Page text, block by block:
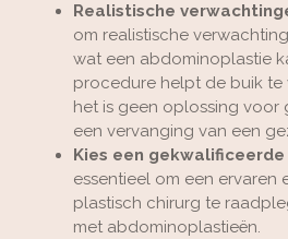
Realistische
om realistische
wat een abdominoplastie
procedure helpt de buik te
het is geen oplossing voor
een vervanging van een
Kies een
essentieel om een ervaren
plastisch chirurg te
met abdominoplastieën.